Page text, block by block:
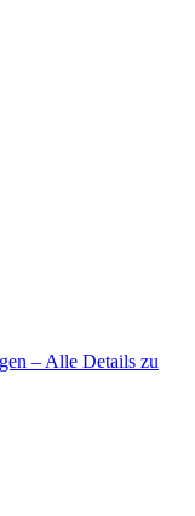
– Alle Details zu